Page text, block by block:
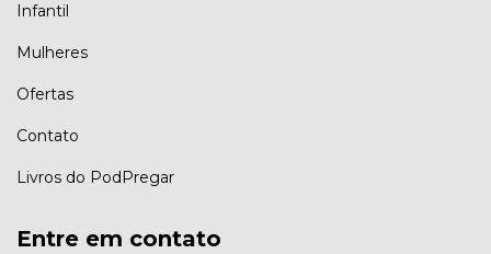
Infantil
Mulheres
Ofertas
Contato
Livros do PodPregar
Entre em contato